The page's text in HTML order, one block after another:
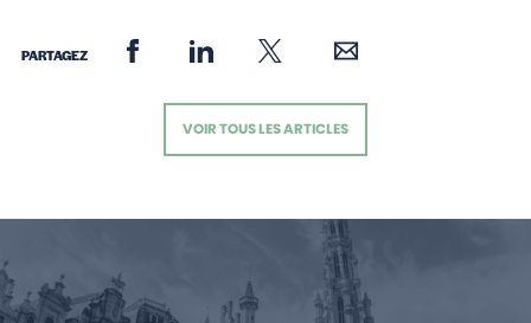
PARTAGEZ
VOIR TOUS LES ARTICLES